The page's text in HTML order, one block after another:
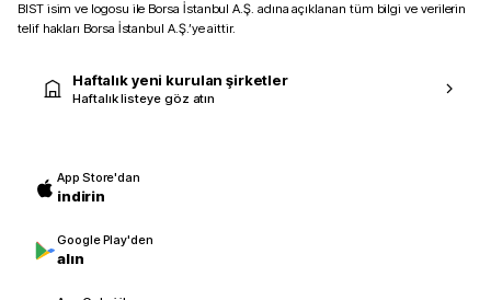
BIST isim ve logosu ile Borsa İstanbul A.Ş. adına açıklanan tüm bilgi ve verilerin
telif hakları Borsa İstanbul A.Ş.’ye aittir.
Haftalık yeni kurulan şirketler
Haftalık listeye göz atın
App Store'dan
indirin
Google Play'den
alın